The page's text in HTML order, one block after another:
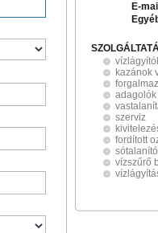
E-
kazánok
adagolók
szerviz
fordított
vízszűrő